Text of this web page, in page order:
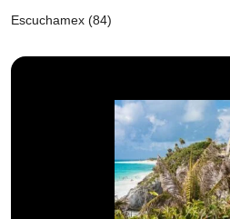
Escuchamex (84)